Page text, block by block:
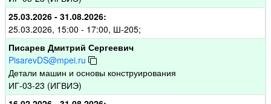
25.03.2026 - 31.08.2026:
25.03.2026, 15:00 - 17:00, Ш-205;
Писарев Дмитрий Сергеевич
PisarevDS@mpei.ru
Детали машин и основы конструирования
ИГ-03-23 (ИГВИЭ)